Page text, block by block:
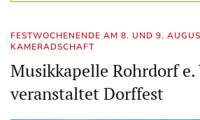
FESTWOCHENENDE AM 8. UND 9.
KAMERADSCHAFT
Musikkapelle Rohrdorf e.
veranstaltet Dorffest